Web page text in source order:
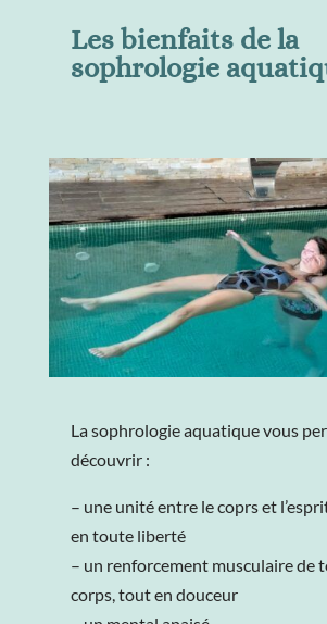
Les bienfaits de la
sophrologie
La sophrologie aquatique vous
découvrir :
– une unité entre le coprs et
en toute liberté
– un renforcement musculaire de
corps, tout en douceur